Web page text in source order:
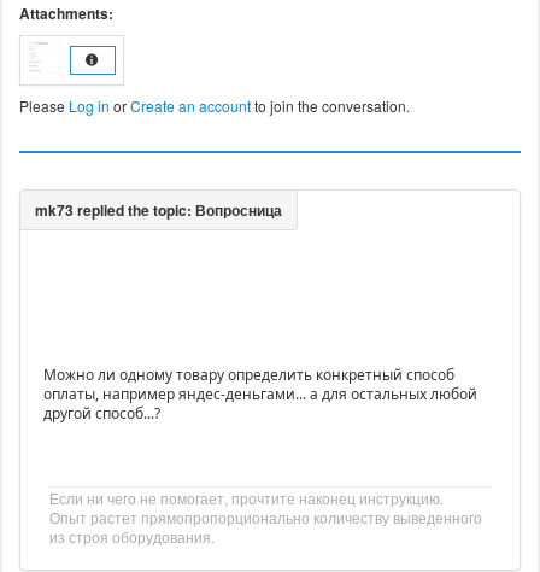
Attachments:
Please Log in orCreate an accountto join the conversation.
Можно ли одному товару определить конкретный способ
оплаты, например яндес-деньгами... а для остальных любой
другой способ...?
Если ни чего не помогает, прочтите наконец инструкцию.
Опыт растет прямопропорционально количеству выведенного
из строя оборудования.